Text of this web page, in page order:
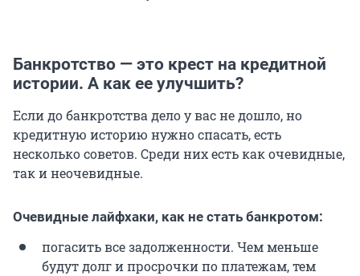
Банкротство — это крест на кредитной
истории. А как ее улучшить?
Если до банкротства дело у вас не дошло, но
кредитную историю нужно спасать, есть
несколько советов. Среди них есть как очевидные,
так и неочевидные.
Очевидные лайфхаки, как не стать банкротом:
погасить все задолженности. Чем меньше
будут долг и просрочки по платежам, тем